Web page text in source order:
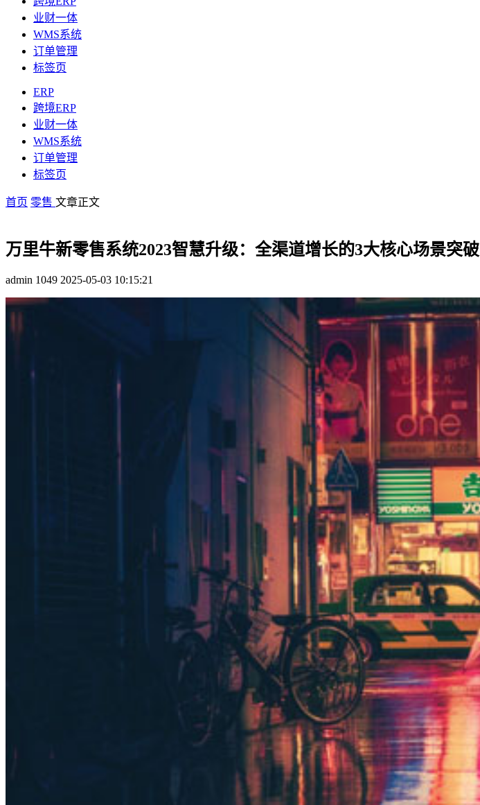
业财一体
WMS系统
订单管理
标签页
ERP
跨境ERP
业财一体
WMS系统
订单管理
标签页
首页 零售 文章正文
万里牛新零售系统2023智慧升级：全渠道增长的3大核心场景突破
admin 1049 2025-05-03 10:15:21